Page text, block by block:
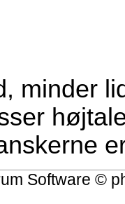
minder
Software ©